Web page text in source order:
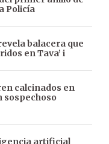
Policía
balacera que
en Tava’ i
calcinados en
sospechoso
artificial